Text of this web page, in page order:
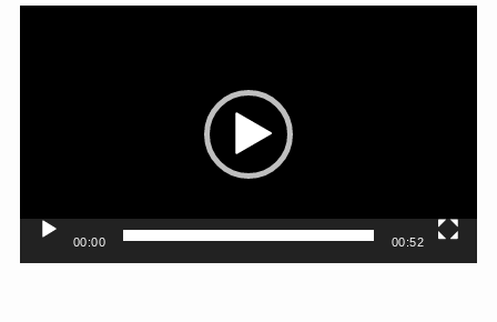
00:00 00:52